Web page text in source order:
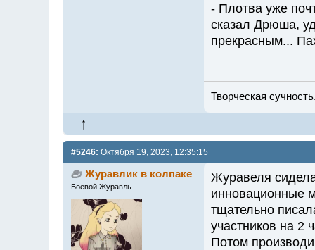
- Плотва уже
сказал Дрюша,
прекрасным...
Творческая
#5246: Октября 19, 2023, 12:35:15
Журавлик в колпаке
Боевой Журавль
Журавеля
инновационные
тщательно
участников на 2
Потом